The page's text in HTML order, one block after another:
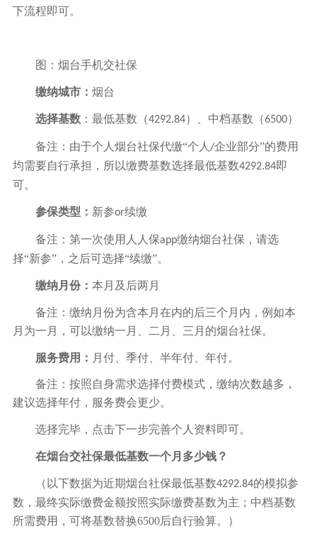
下流程即可。
图：烟台手机交社保
缴纳城市： 烟台
选择基数：最低基数（4292.84）、中档基数（6500）
备注：由于个人烟台社保代缴“个人 /企业部分”的费用
均需要自行承担，所以缴费基数选择最低基数4292.84即
可。
参保类型： 新参or续缴
备注：第一次使用人人保app缴纳烟台社保，请选
择“新参”，之后可选择“续缴”。
缴纳月份： 本月及后两月
备注：缴纳月份为含本月在内的后三个月内，例如本
月为一月，可以缴纳一月、二月、三月的烟台社保。
服务费用： 月付、季付、半年付、年付。
备注：按照自身需求选择付费模式，缴纳次数越多，
建议选择年付，服务费会更少。
选择完毕，点击下一步完善个人资料即可。
在烟台交社保最低基数一个月多少钱？
（以下数据为近期烟台社保最低基数4292.84的模拟参
数，最终实际缴费金额按照实际缴费基数为主；中档基数
所需费用，可将基数替换6500后自行验算。）